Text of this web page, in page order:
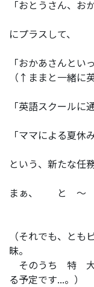
「おとうさん、お
にプラスして、
「おかあさんとい
（↑ままと一緒に
「英語スクールに
「ママによる夏休
という、新たな任
まぁ、 と ～
（それでも、と
昧。
そのうち 特
る予定です...。）